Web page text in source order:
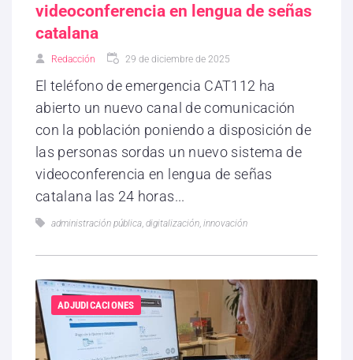
videoconferencia en lengua de señas
catalana
Redacción 29 de diciembre de 2025
El teléfono de emergencia CAT112 ha
abierto un nuevo canal de comunicación
con la población poniendo a disposición de
las personas sordas un nuevo sistema de
videoconferencia en lengua de señas
catalana las 24 horas...
administración pública digitalización innovación
ADJUDICACIONES